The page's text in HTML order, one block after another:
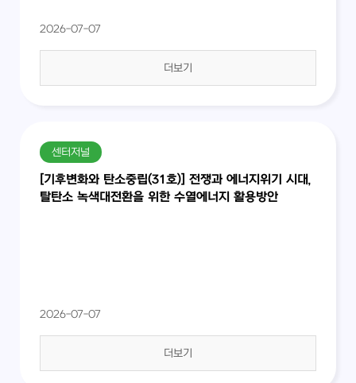
2026-07-07
더보기
센터저널
[기후변화와 탄소중립(31호)] 전쟁과 에너지위기 시대,
탈탄소 녹색대전환을 위한 수열에너지 활용방안
2026-07-07
더보기